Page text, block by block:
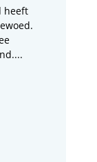
heeft